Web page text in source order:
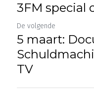
3FM special
De volgende
5 maart:
TV